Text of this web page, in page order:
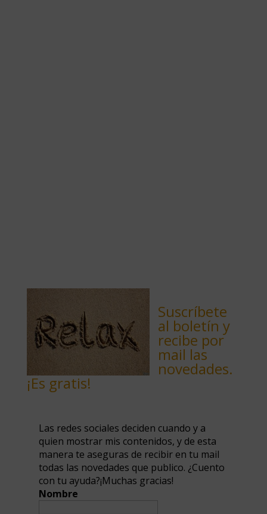
Suscríbete
al boletín y
recibe por
mail las
novedades.
¡Es gratis!
Las redes sociales deciden cuando y a
quien mostrar mis contenidos, y de esta
manera te aseguras de recibir en tu mail
todas las novedades que publico. ¿Cuento
con tu ayuda?¡Muchas gracias!
Nombre